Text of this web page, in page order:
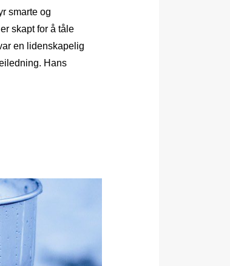
smarte og
skapt for å tåle
en lidenskapelig
Hans